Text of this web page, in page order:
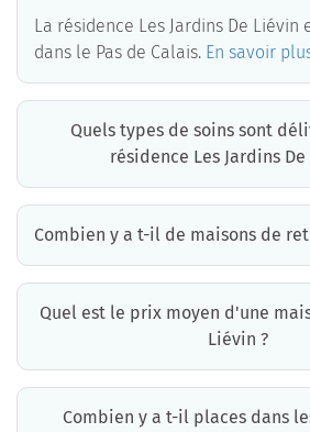
La résidence Les Jardins De Liévin
dans le Pas de Calais. En savoir
Quels types de soins sont
résidence Les Jardins
Combien y a t-il de maisons de
Quel est le prix moyen d'une
Liévin ?
Combien y a t-il places dans